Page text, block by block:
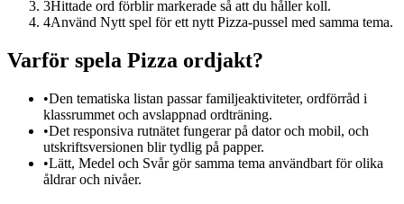
3Hittade ord förblir markerade så att du håller koll.
4Använd Nytt spel för ett nytt Pizza-pussel med samma tema.
Varför spela Pizza ordjakt?
•Den tematiska listan passar familjeaktiviteter, ordförråd i
klassrummet och avslappnad ordträning.
•Det responsiva rutnätet fungerar på dator och mobil, och
utskriftsversionen blir tydlig på papper.
•Lätt, Medel och Svår gör samma tema användbart för olika
åldrar och nivåer.